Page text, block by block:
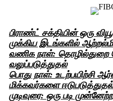
பிராண்ட் சக்தியின் ஒரு
முக்கிய இடங்களில்
வணிக நாள்: தொழில்துறை
வலுப்படுத்துதல்
பொது நாள்: உடற்பயிற்சி
மிக்கவர்களை ஈடுபடுத்துதல்
முடிவுரை: ஒரு படி